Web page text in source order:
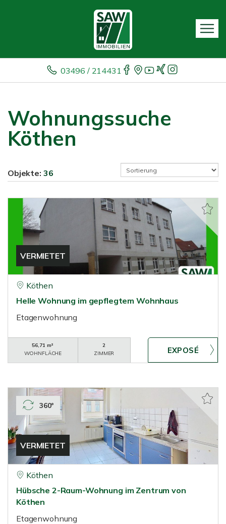
03496 / 214431
Wohnungssuche
Köthen
Objekte: 36
VERMIETET
Köthen
Helle Wohnung im gepflegtem Wohnhaus
Etagenwohnung
56,71 m²
WOHNFLÄCHE
2
ZIMMER
VERMIETET
360°
Köthen
Hübsche 2-Raum-Wohnung im Zentrum von
Köthen
Etagenwohnung